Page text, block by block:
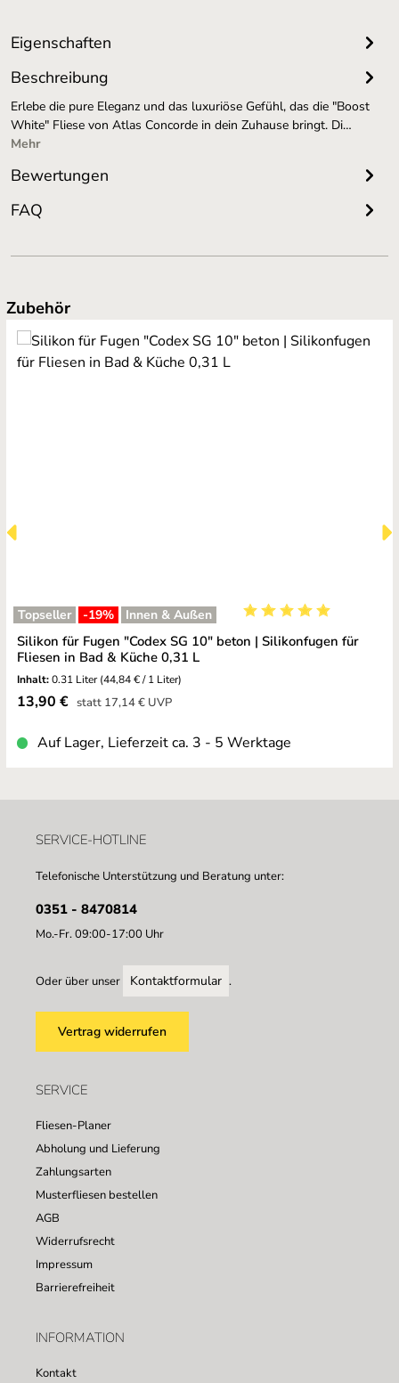
Eigenschaften
Beschreibung
Erlebe die pure Eleganz und das luxuriöse Gefühl, das die "Boost
White" Fliese von Atlas Concorde in dein Zuhause bringt. Di…
Mehr
Bewertungen
FAQ
Produktgalerie überspringen
Zubehör
Topseller -19% Innen & Außen
Durchschnittliche
Silikon für Fugen "Codex SG 10" beton | Silikonfugen für
Fliesen in Bad & Küche 0,31 L
Inhalt:0.31 Liter(44,84 € / 1 Liter)
Verkaufspreis:
13,90 € statt Regulärer Preis:
17,14 €UVP
Auf Lager, Lieferzeit ca. 3 - 5 Werktage
SERVICE-HOTLINE
Telefonische Unterstützung und Beratung unter:
0351 - 8470814
Mo.-Fr. 09:00-17:00 Uhr
Oder über unser Kontaktformular .
Vertrag widerrufen
SERVICE
Fliesen-Planer
Abholung und Lieferung
Zahlungsarten
Musterfliesen bestellen
AGB
Widerrufsrecht
Impressum
Barrierefreiheit
INFORMATION
Kontakt